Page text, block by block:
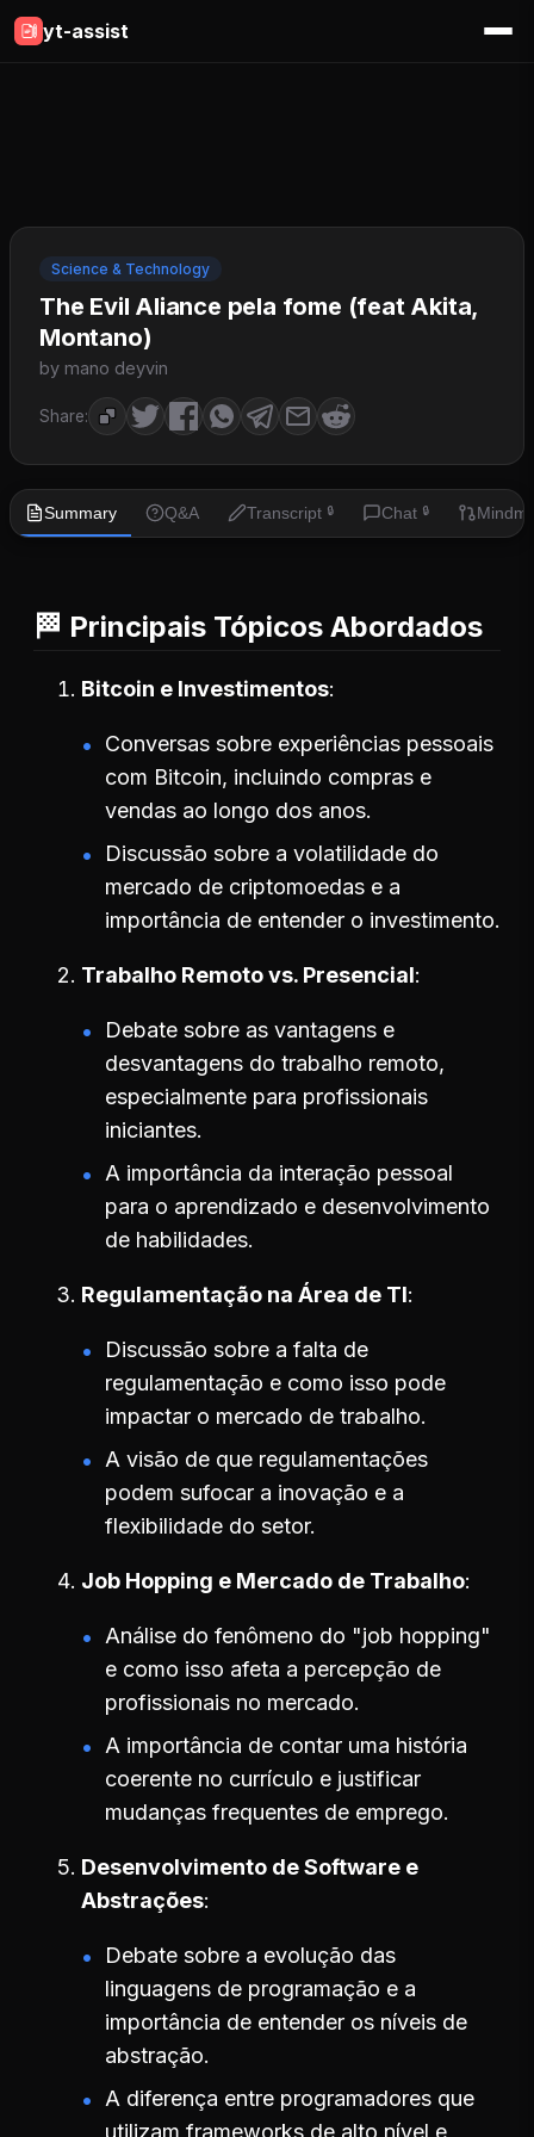
yt-assist
Science & Technology
The Evil Aliance pela fome (feat Akita,
Montano)
by mano deyvin
Share:
Summary Q&A Transcript 🔒 Chat 🔒
🏁 Principais Tópicos Abordados
Bitcoin e Investimentos
Conversas sobre experiências pessoais
com Bitcoin, incluindo compras e
vendas ao longo dos anos.
Discussão sobre a volatilidade do
mercado de criptomoedas e a
importância de entender o investimento.
Trabalho Remoto vs. Presencial
Debate sobre as vantagens e
desvantagens do trabalho remoto,
especialmente para profissionais
iniciantes.
A importância da interação pessoal
para o aprendizado e desenvolvimento
de habilidades.
Regulamentação na Área de TI
Discussão sobre a falta de
regulamentação e como isso pode
impactar o mercado de trabalho.
A visão de que regulamentações
podem sufocar a inovação e a
flexibilidade do setor.
Job Hopping e Mercado de Trabalho
Análise do fenômeno do "job hopping"
e como isso afeta a percepção de
profissionais no mercado.
A importância de contar uma história
coerente no currículo e justificar
mudanças frequentes de emprego.
Desenvolvimento de Software e
Abstrações
Debate sobre a evolução das
linguagens de programação e a
importância de entender os níveis de
abstração.
A diferença entre programadores que
utilizam frameworks de alto nível e